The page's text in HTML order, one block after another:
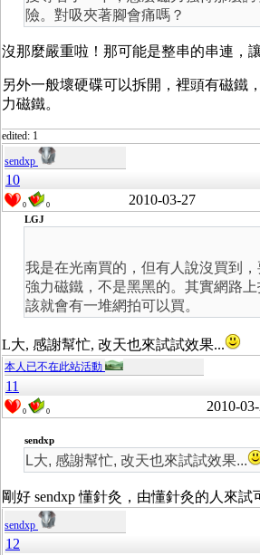
險。對吸夾著腳會痛嗎？
沒那麼嚴重啦！那可能是整串的串連，
另外一般壞硬碟可以拆開，裡頭有磁鐵
力磁鐵。
edited: 1
sendxp
10
0 0 2010-03-27
LGJ
我是在光南買的，但有人說沒買到
強力磁鐵，不是黑黑的。其實網路
該就會有一堆網拍可以買。
L大, 感謝幫忙, 改天也來試試效果...
本人已不在此站活動
11
0 0 2010-
sendxp
L大, 感謝幫忙, 改天也來試試效果...
剛好 sendxp 懂針灸，由懂針灸的人來試
sendxp
12